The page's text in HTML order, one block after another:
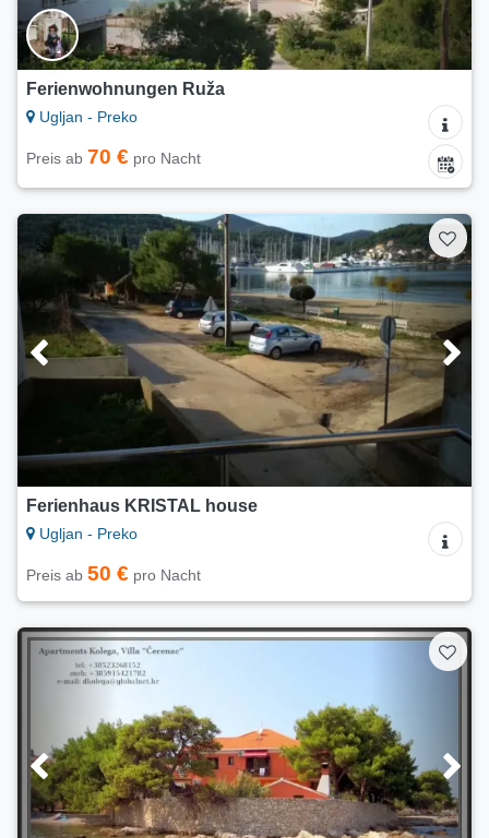
Ferienwohnungen Ruža
Ugljan - Preko
Preis ab 70 € pro Nacht
Ferienhaus KRISTAL house
Ugljan - Preko
Preis ab 50 € pro Nacht